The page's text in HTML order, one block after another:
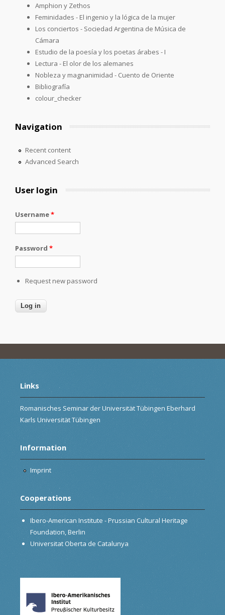
Amphion y Zethos
Feminidades - El ingenio y la lógica de la mujer
Los conciertos - Sociedad Argentina de Música de
Cámara
Estudio de la poesía y los poetas árabes - I
Lectura - El olor de los alemanes
Nobleza y magnanimidad - Cuento de Oriente
Bibliografía
colour_checker
Navigation
Recent content
Advanced Search
User login
Username*
Password *
Request new password
Links
Romanisches Seminar der Universität Tübingen Eberhard
Karls Universität Tübingen
Information
Imprint
Cooperations
Ibero-American Institute - Prussian Cultural Heritage
Foundation, Berlin
Universitat Oberta de Catalunya